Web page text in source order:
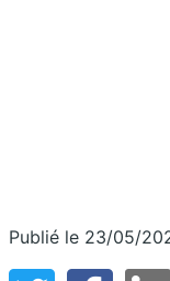
Publié le 23/05/